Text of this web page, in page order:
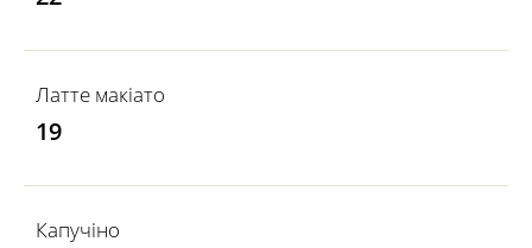
Латте макіато
19
Капучіно